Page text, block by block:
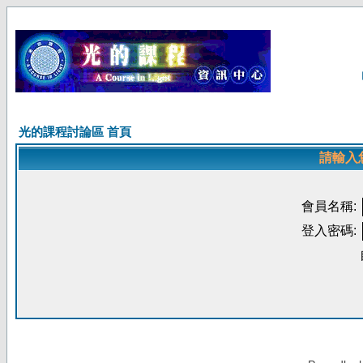
光的課程討論區 首頁
請輸入
會員名稱:
登入密碼: